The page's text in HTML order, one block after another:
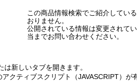
この商品情報検索でご紹介してい
おりません。
公開されている情報は変更されて
当までお問い合わせください。
新しいタブを開きます。
クティブスクリプト（JAVASCRIPT）